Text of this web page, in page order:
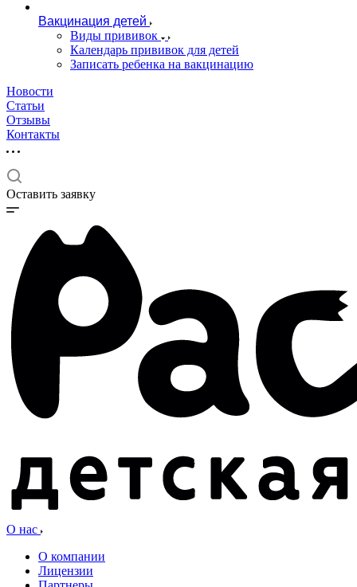
Вакцинация детей
Виды прививок
Календарь прививок для детей
Записать ребенка на вакцинацию
Новости
Статьи
Отзывы
Контакты
Оставить заявку
О нас
О компании
Лицензии